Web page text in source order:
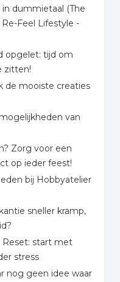
dummietaal (The
Feel Lifestyle -
opgelet: tijd om
zitten!
de mooiste creaties
van
Zorg voor een
op ieder feest!
bij Hobbyatelier
sneller kramp,
Reset: start met
stress
nog geen idee waar